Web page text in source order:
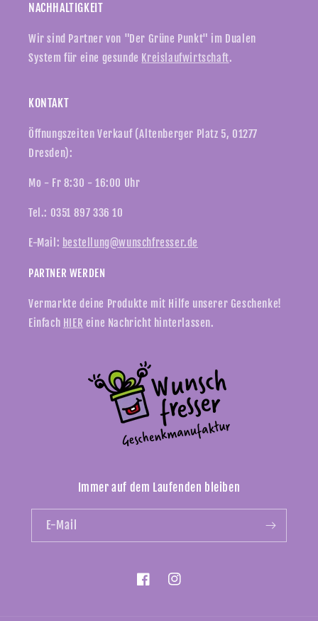
NACHHALTIGKEIT
Wir sind Partner von "Der Grüne Punkt" im Dualen
System für eine gesunde Kreislaufwirtschaft.
KONTAKT
Öffnungszeiten Verkauf (Altenberger Platz 5, 01277
Dresden):
Mo - Fr 8:30 - 16:00 Uhr
Tel.: 0351 897 336 10
E-Mail: bestellung@wunschfresser.de
PARTNER WERDEN
Vermarkte deine Produkte mit Hilfe unserer Geschenke!
Einfach HIER eine Nachricht hinterlassen.
Immer auf dem Laufenden bleiben
E-Mail
FacebookInstagram